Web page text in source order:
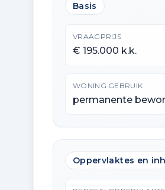
Basis
VRAAGPRIJS
€ 195.000 k.k.
WONING GEBRUIK
permanente
Oppervlaktes en